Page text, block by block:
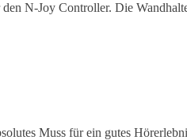
N-Joy Controller. Die
Muss für ein gutes